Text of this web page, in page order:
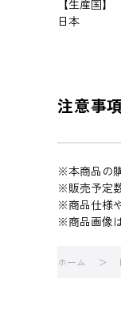
【生産国】
日本
注意事項
※本商品の
※販売予定
※商品仕様
※商品画像
ホーム